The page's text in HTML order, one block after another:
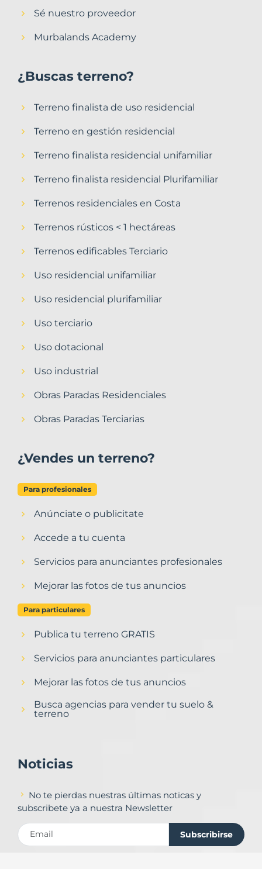
Sé nuestro proveedor
Murbalands Academy
¿Buscas terreno?
Terreno finalista de uso residencial
Terreno en gestión residencial
Terreno finalista residencial unifamiliar
Terreno finalista residencial Plurifamiliar
Terrenos residenciales en Costa
Terrenos rústicos < 1 hectáreas
Terrenos edificables Terciario
Uso residencial unifamiliar
Uso residencial plurifamiliar
Uso terciario
Uso dotacional
Uso industrial
Obras Paradas Residenciales
Obras Paradas Terciarias
¿Vendes un terreno?
Para profesionales
Anúnciate o publicitate
Accede a tu cuenta
Servicios para anunciantes profesionales
Mejorar las fotos de tus anuncios
Para particulares
Publica tu terreno GRATIS
Servicios para anunciantes particulares
Mejorar las fotos de tus anuncios
Busca agencias para vender tu suelo &
terreno
Noticias
No te pierdas nuestras últimas noticas y
subscribete ya a nuestra Newsletter
Subscribirse